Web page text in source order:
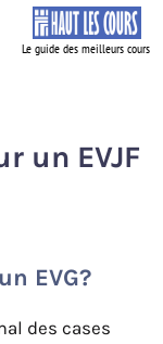
un EVJF
EVG?
des cases